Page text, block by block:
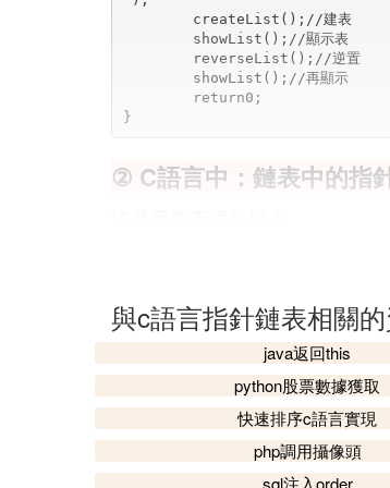
	createList();//建表
	showList();//顯示表
	reverseList();//逆置
	showList();//再顯示
	return0;
}
② C語言中：鏈表中的指
2
指針域是指的鏈表中用來指向
3
對於鏈表節點，可以分為數據
然是指針類型。
與c語言指針鏈表相關
java返回this
python股票數據獲取
快速排序c語言實現
php調用攝像頭
sql注入order